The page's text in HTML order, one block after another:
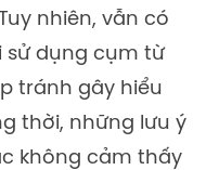
nhiên, vẫn có
sử dụng cụm từ
tránh gây hiểu
thời, những lưu ý
không cảm thấy